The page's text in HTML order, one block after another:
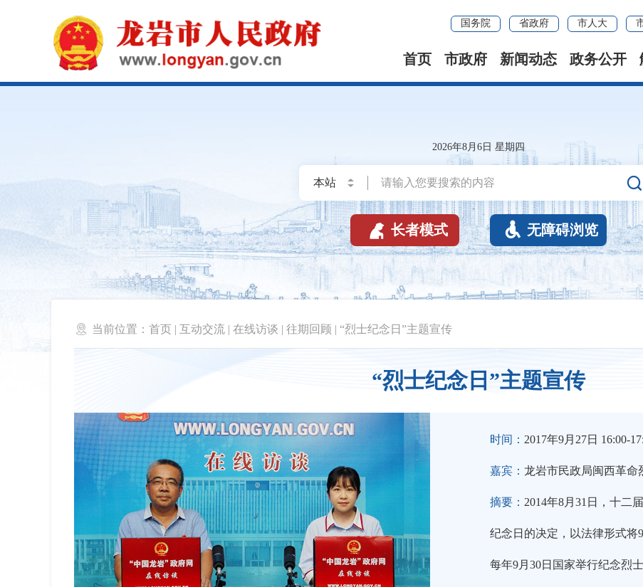
国务院 省政府 市人大
首页 市政府 新闻动态 政务公开
2026年8月6日 星期四

 长者模式  无障碍浏览
 当前位置： 首页 | 互动交流 | 在线访谈 | 往期回顾 | “烈士纪念日”主题宣传
“烈士纪念日”主题宣传
时间： 2017年9月27日 16:00-
嘉宾： 龙岩市民政局闽西革命
摘要： 2014年8月31日，十二
纪念日的决定，以法律形式将
每年9月30日国家举行纪念烈